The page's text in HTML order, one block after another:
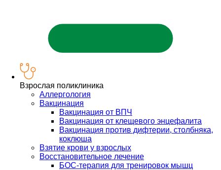
Взрослая поликлиника
Аллергология
Вакцинация
Вакцинация от ВПЧ
Вакцинация от клещевого энцефалита
Вакцинация против дифтерии, столбняка,
коклюша
Взятие крови у взрослых
Восстановительное лечение
БОС-терапия для тренировок мышц